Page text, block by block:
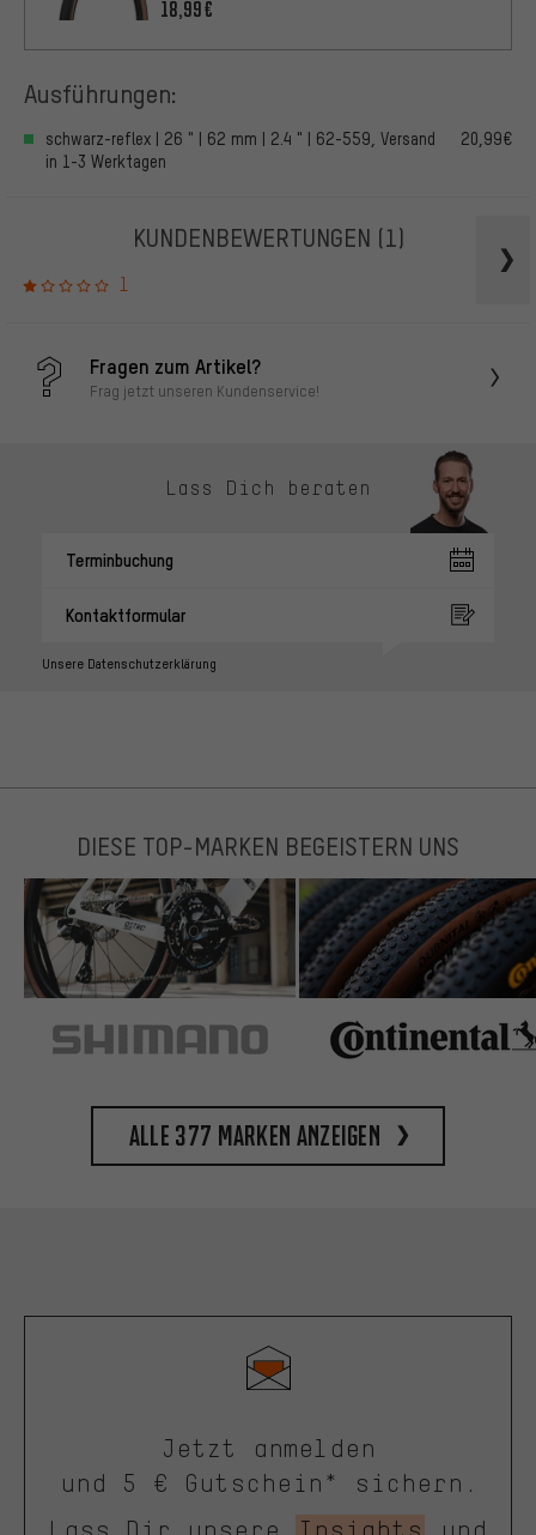
18,99€
Ausführungen:
schwarz-reflex | 26 " | 62 mm | 2.4 " | 62-559, Versand
in 1-3 Werktagen
20,99€
KUNDENBEWERTUNGEN (1)
1
Fragen zum Artikel?
Frag jetzt unseren Kundenservice!
Lass Dich beraten
Terminbuchung
Kontaktformular
Unsere Datenschutzerklärung
DIESE TOP-MARKEN BEGEISTERN UNS
Alle 377 Marken anzeigen
Jetzt anmelden
und 5 € Gutschein* sichern.